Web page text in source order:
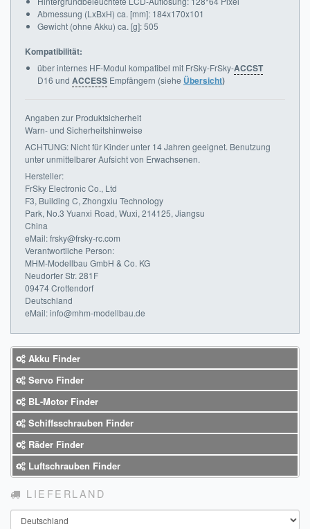
Abmessung (LxBxH) ca. [mm]: 184x170x101
Gewicht (ohne Akku) ca. [g]: 505
Kompatibilität:
über internes HF-Modul kompatibel mit FrSky-FrSky-ACCST
D16 und ACCESS Empfängern (siehe Übersicht)
Angaben zur Produktsicherheit
Warn- und Sicherheitshinweise
ACHTUNG: Nicht für Kinder unter 14 Jahren geeignet. Benutzung
unter unmittelbarer Aufsicht von Erwachsenen.
Hersteller:
FrSky Electronic Co., Ltd
F3, Building C, Zhongxiu Technology
Park, No.3 Yuanxi Road, Wuxi, 214125, Jiangsu
China
eMail: frsky@frsky-rc.com
Verantwortliche Person:
MHM-Modellbau GmbH & Co. KG
Neudorfer Str. 281F
09474 Crottendorf
Deutschland
eMail: info@mhm-modellbau.de
Akku Finder
Servo Finder
BL-Motor Finder
Schiffsschrauben Finder
Räder Finder
Luftschrauben Finder
LIEFERLAND
Land